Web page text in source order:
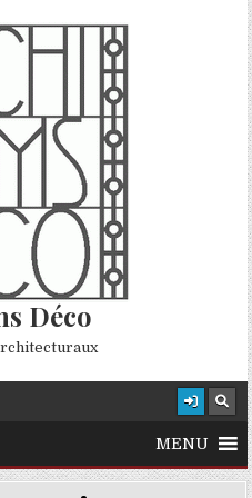
Déco
MENU